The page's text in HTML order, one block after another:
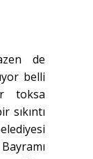
de
belli
toksa
sıkıntı